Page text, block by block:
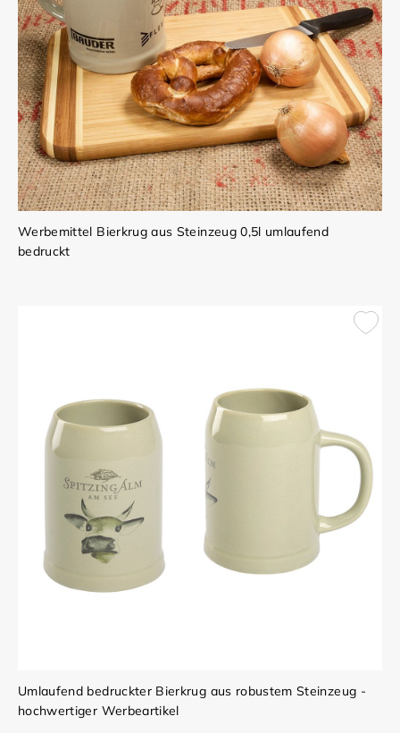
Werbemittel Bierkrug aus Steinzeug 0,5l umlaufend
bedruckt
Umlaufend bedruckter Bierkrug aus robustem Steinzeug -
hochwertiger Werbeartikel